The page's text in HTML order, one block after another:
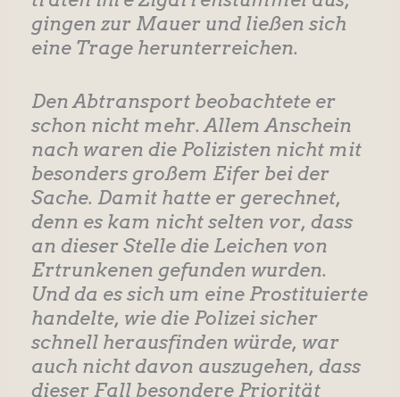
gingen zur Mauer und ließen sich
eine Trage herunterreichen.
Den Abtransport beobachtete er
schon nicht mehr. Allem Anschein
nach waren die Polizisten nicht mit
besonders großem Eifer bei der
Sache. Damit hatte er gerechnet,
denn es kam nicht selten vor, dass
an dieser Stelle die Leichen von
Ertrunkenen gefunden wurden.
Und da es sich um eine Prostituierte
handelte, wie die Polizei sicher
schnell herausfinden würde, war
auch nicht davon auszugehen, dass
dieser Fall besondere Priorität